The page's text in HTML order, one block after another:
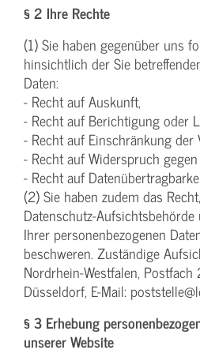
§ 2 Ihre Rechte
(1) Sie haben gegenüber uns
hinsichtlich der Sie
Daten:
- Recht auf Auskunft,
- Recht auf Berichtigung oder
- Recht auf Einschränkung der
- Recht auf Widerspruch
- Recht auf
(2) Sie haben zudem das
Datenschutz-
Ihrer personenbezogenen
beschweren. Zuständige
Nordrhein-Westfalen,
Düsseldorf, E-Mail:
§ 3 Erhebung
unserer Website